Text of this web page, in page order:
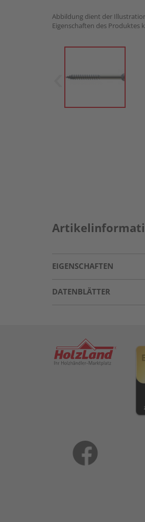
Abbildung dient der
Eigenschaften des Produktes
EIGENSCHAFTEN
DATENBLÄTTER